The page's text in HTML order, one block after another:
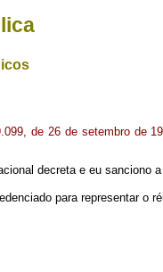
de 26 de setembro de
decreta e eu sanciono
para representar o